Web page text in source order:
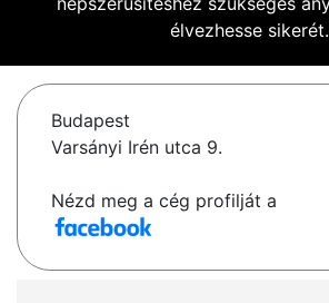
élvezhesse sikerét.
Budapest
Varsányi Irén utca 9.
Nézd meg a cég profilját a